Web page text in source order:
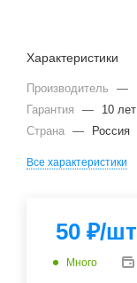
Характеристики
Производитель —
Гарантия
—
10 лет
Страна — Россия
Все характеристики
50 ₽/шт
Много